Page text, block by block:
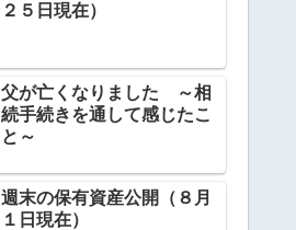
２５日現在）
父が亡くなりました ～相
続手続きを通して感じたこ
と～
週末の保有資産公開（８月
１日現在）